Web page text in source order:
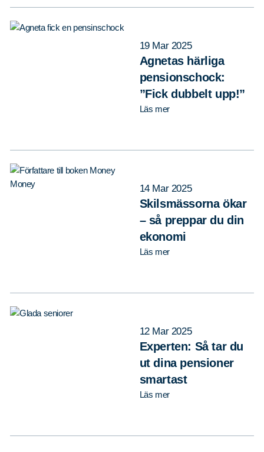
19 Mar 2025
Agnetas härliga
pensionschock:
”Fick dubbelt upp!”
Läs mer
14 Mar 2025
Skilsmässorna ökar
– så preppar du din
ekonomi
Läs mer
12 Mar 2025
Experten: Så tar du
ut dina pensioner
smartast
Läs mer